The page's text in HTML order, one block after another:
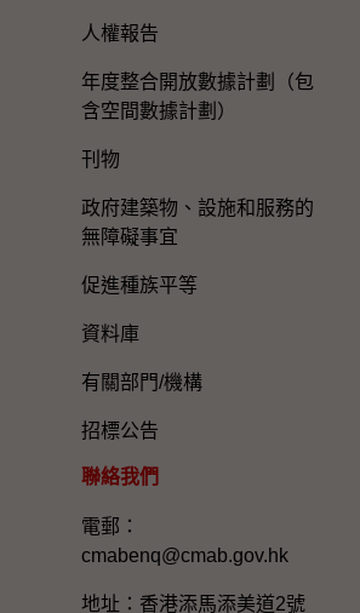
人權報告
年度整合開放數據計劃（包
含空間數據計劃）
刊物
政府建築物、設施和服務的
無障礙事宜
促進種族平等
資料庫
有關部門/機構
招標公告
聯絡我們
電郵：
cmabenq@cmab.gov.hk​
地址：香港添馬添美道2號